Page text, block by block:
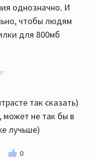
однозначно. И
чтобы людям
для 800мб
так сказать)
не так бы в
лучьше)
0